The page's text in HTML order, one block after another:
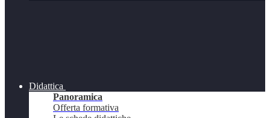
Didattica
Panoramica
Offerta formativa